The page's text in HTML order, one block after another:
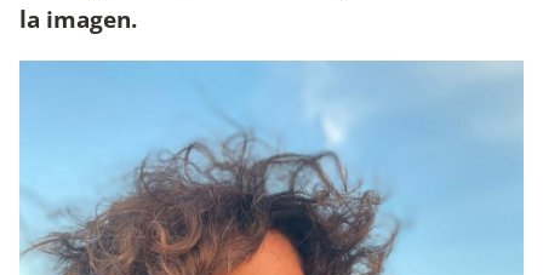
la imagen.